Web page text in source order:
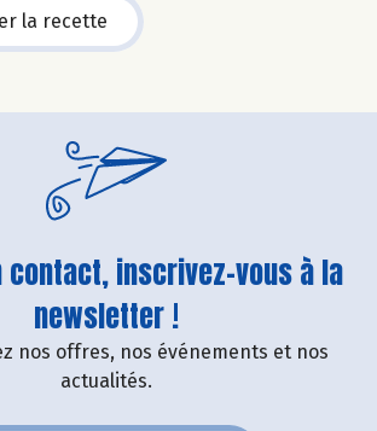
la recette
contact, inscrivez-vous à la
newsletter !
nos offres, nos événements et nos
actualités.